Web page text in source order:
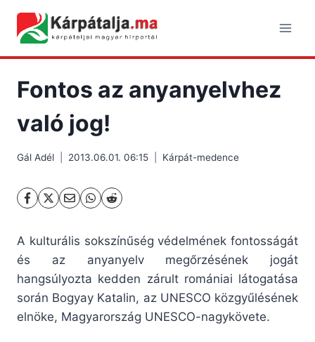
content
Fontos az anyanyelvhez
való jog!
Gál Adél 2013.06.01. 06:15 Kárpát-medence
A kulturális sokszínűség védelmének fontosságát
és az anyanyelv megőrzésének jogát
hangsúlyozta kedden zárult romániai látogatása
során Bogyay Katalin, az UNESCO közgyűlésének
elnöke, Magyarország UNESCO-nagykövete.